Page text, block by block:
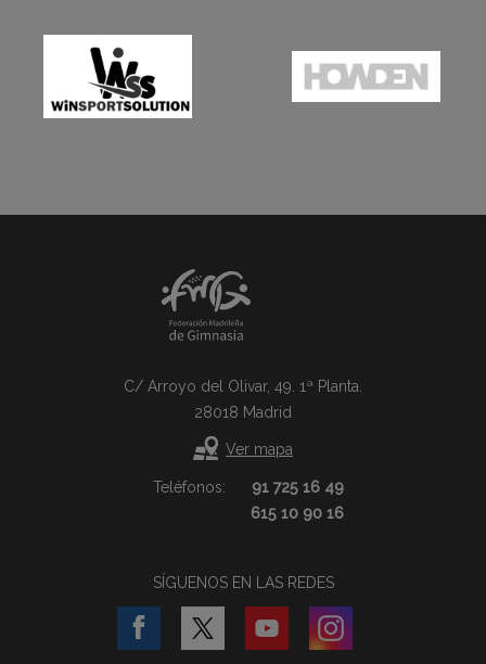
C/ Arroyo del Olivar, 49. 1ª Planta.
28018 Madrid
Ver mapa
Teléfonos:
91 725 16 49
615 10 90 16
SÍGUENOS EN LAS REDES